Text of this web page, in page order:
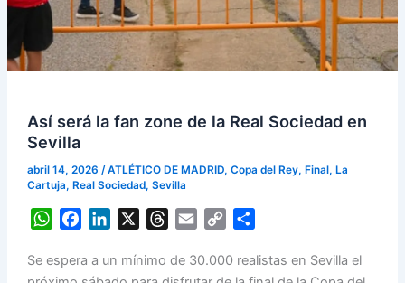
Así será la fan zone de la Real Sociedad en
Sevilla
abril 14, 2026 /ATLÉTICO DE MADRID, Copa del Rey, Final, La
Cartuja, Real Sociedad, Sevilla
W
a
c
n
r
a
p
a
Se espera a un mínimo de 30.000 realistas en Sevilla el